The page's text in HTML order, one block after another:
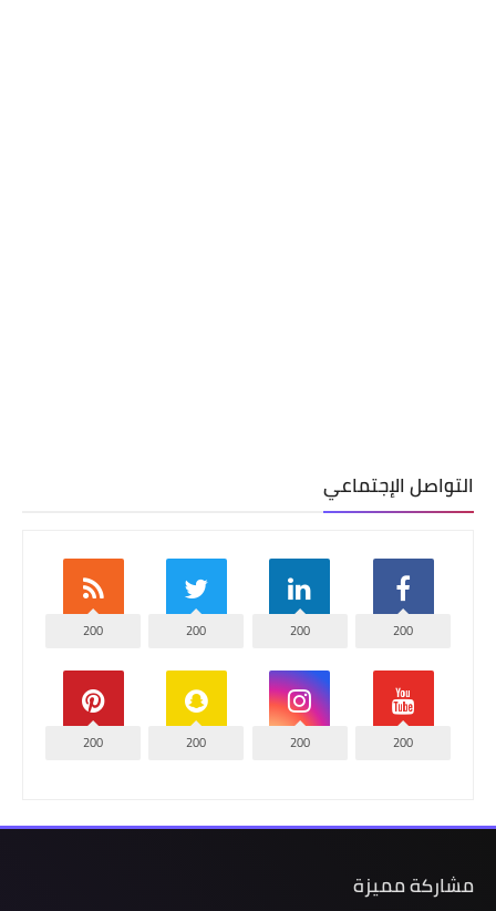
التواصل الإجتماعي
200
200
200
200
200
200
200
200
مشاركة مميزة